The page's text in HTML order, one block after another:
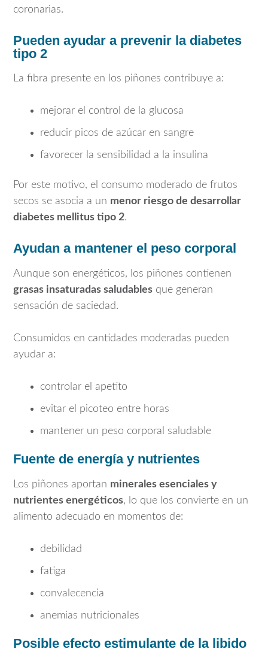
coronarias.
Pueden ayudar a prevenir la diabetes
tipo 2
La fibra presente en los piñones contribuye a:
mejorar el control de la glucosa
reducir picos de azúcar en sangre
favorecer la sensibilidad a la insulina
Por este motivo, el consumo moderado de frutos
secos se asocia a un menor riesgo de desarrollar
diabetes mellitus tipo 2.
Ayudan a mantener el peso corporal
Aunque son energéticos, los piñones contienen
grasas insaturadas saludables que generan
sensación de saciedad.
Consumidos en cantidades moderadas pueden
ayudar a:
controlar el apetito
evitar el picoteo entre horas
mantener un peso corporal saludable
Fuente de energía y nutrientes
Los piñones aportan minerales esenciales y
nutrientes energéticos, lo que los convierte en un
alimento adecuado en momentos de:
debilidad
fatiga
convalecencia
anemias nutricionales
Posible efecto estimulante de la libido